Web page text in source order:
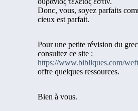
Donc, vous, soyez parfaits
cieux est parfait.
Pour une petite révision du
consultez ce site :
https://www.bibliques.com/
offre quelques ressources.
Bien à vous.